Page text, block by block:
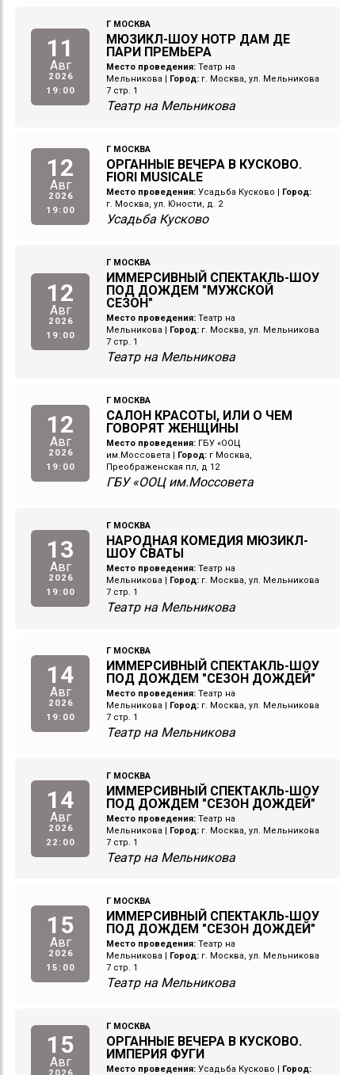
11
Авг
2026
19:00
Г МОСКВА
МЮЗИКЛ-ШОУ НОТР ДАМ ДЕ
ПАРИ ПРЕМЬЕРА
Место проведения: Театр на
Мельникова
Город: г. Москва, ул. Мельникова
7 стр. 1
Театр на Мельникова
12
Авг
2026
19:00
Г МОСКВА
ОРГАННЫЕ ВЕЧЕРА В КУСКОВО.
FIORI MUSICALE
Место проведения: Усадьба Кусково
Город:
г. Москва, ул. Юности, д. 2
Усадьба Кусково
12
Авг
2026
19:00
Г МОСКВА
ИММЕРСИВНЫЙ СПЕКТАКЛЬ-ШОУ
ПОД ДОЖДЕМ "МУЖСКОЙ
СЕЗОН"
Место проведения: Театр на
Мельникова
Город: г. Москва, ул. Мельникова
7 стр. 1
Театр на Мельникова
12
Авг
2026
19:00
Г МОСКВА
САЛОН КРАСОТЫ, ИЛИ О ЧЕМ
ГОВОРЯТ ЖЕНЩИНЫ
Место проведения: ГБУ «ООЦ
им.Моссовета
Город: г Москва,
Преображенская пл, д 12
ГБУ «ООЦ им.Моссовета
13
Авг
2026
19:00
Г МОСКВА
НАРОДНАЯ КОМЕДИЯ МЮЗИКЛ-
ШОУ СВАТЫ
Место проведения: Театр на
Мельникова
Город: г. Москва, ул. Мельникова
7 стр. 1
Театр на Мельникова
14
Авг
2026
19:00
Г МОСКВА
ИММЕРСИВНЫЙ СПЕКТАКЛЬ-ШОУ
ПОД ДОЖДЕМ "СЕЗОН ДОЖДЕЙ"
Место проведения: Театр на
Мельникова
Город: г. Москва, ул. Мельникова
7 стр. 1
Театр на Мельникова
14
Авг
2026
22:00
Г МОСКВА
ИММЕРСИВНЫЙ СПЕКТАКЛЬ-ШОУ
ПОД ДОЖДЕМ "СЕЗОН ДОЖДЕЙ"
Место проведения: Театр на
Мельникова
Город: г. Москва, ул. Мельникова
7 стр. 1
Театр на Мельникова
15
Авг
2026
15:00
Г МОСКВА
ИММЕРСИВНЫЙ СПЕКТАКЛЬ-ШОУ
ПОД ДОЖДЕМ "СЕЗОН ДОЖДЕЙ"
Место проведения: Театр на
Мельникова
Город: г. Москва, ул. Мельникова
7 стр. 1
Театр на Мельникова
15
Авг
Г МОСКВА
ОРГАННЫЕ ВЕЧЕРА В КУСКОВО.
ИМПЕРИЯ ФУГИ
Место проведения: Усадьба Кусково Город: